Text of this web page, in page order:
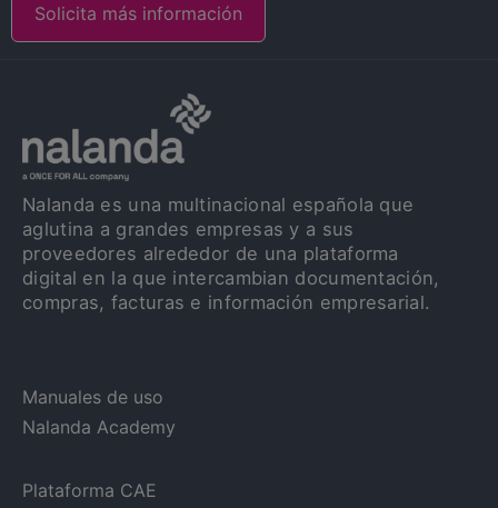
Solicita más información
Nalanda es una multinacional española que
aglutina a grandes empresas y a sus
proveedores alrededor de una plataforma
digital en la que intercambian documentación,
compras, facturas e información empresarial.
Manuales de uso
Nalanda Academy
Plataforma CAE